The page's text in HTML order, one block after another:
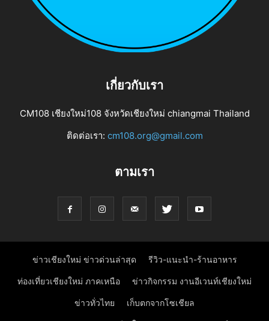
เกี่ยวกับเรา
CM108 เชียงใหม่108 จังหวัดเชียงใหม่ chiangmai Thailand
ติดต่อเรา: cm108.org@gmail.com
ตามเรา
ข่าวเชียงใหม่ ข่าวด่วนล่าสุด รีวิว-แนะนำ-ร้านอาหาร
ท่องเที่ยวเชียงใหม่ ภาคเหนือ ข่าวกิจกรรม งานอีเวนท์เชียงใหม่
ข่าวทั่วไทย เก็บตกจากโซเชียล